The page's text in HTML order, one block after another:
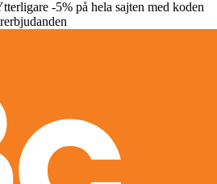
-5% på hela sajten med koden